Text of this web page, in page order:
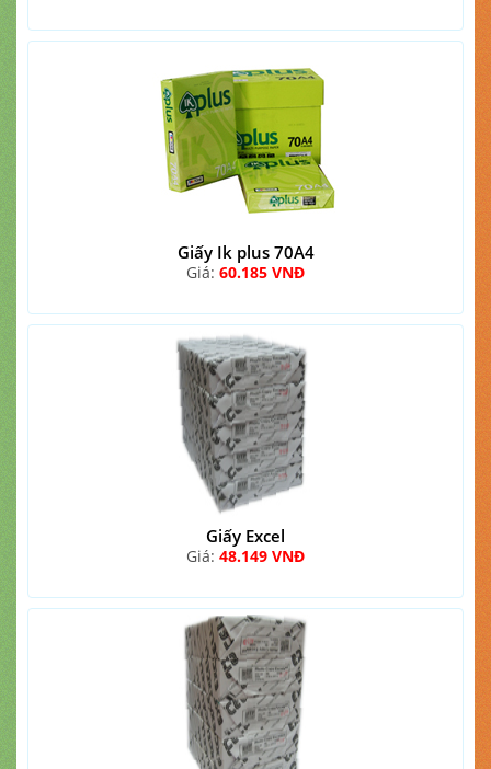
Giấy Ik plus 70A4
Giá: 60.185 VNĐ
Giấy Excel
Giá: 48.149 VNĐ